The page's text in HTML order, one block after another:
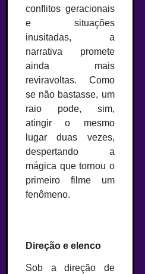
conflitos geracionais
e situações
inusitadas, a
narrativa promete
ainda mais
reviravoltas. Como
se não bastasse, um
raio pode, sim,
atingir o mesmo
lugar duas vezes,
despertando a
mágica que tornou o
primeiro filme um
fenômeno.
Direção e elenco
Sob a direção de